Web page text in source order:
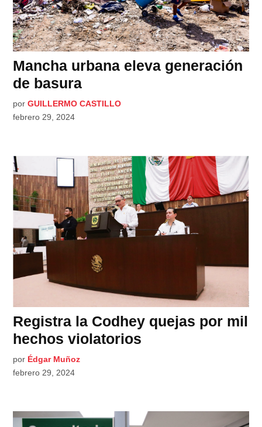
Mancha urbana eleva generación
de basura
por GUILLERMO CASTILLO
febrero 29, 2024
Registra la Codhey quejas por mil
hechos violatorios
por Édgar Muñoz
febrero 29, 2024